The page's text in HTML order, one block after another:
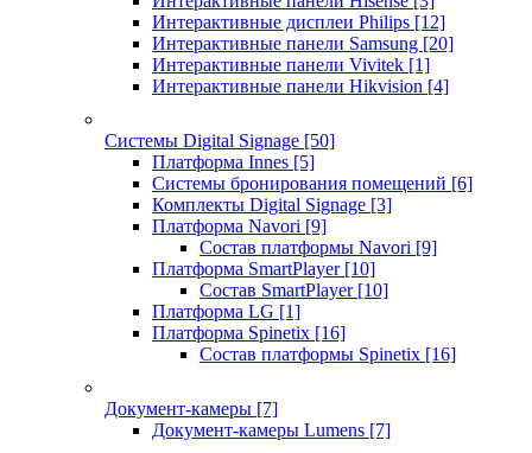
Интерактивные дисплеи Philips [12]
Интерактивные панели Samsung [20]
Интерактивные панели Vivitek [1]
Интерактивные панели Hikvision [4]
Системы Digital Signage [50]
Платформа Innes [5]
Системы бронирования помещений [6]
Комплекты Digital Signage [3]
Платформа Navori [9]
Состав платформы Navori [9]
Платформа SmartPlayer [10]
Состав SmartPlayer [10]
Платформа LG [1]
Платформа Spinetix [16]
Состав платформы Spinetix [16]
Документ-камеры [7]
Документ-камеры Lumens [7]